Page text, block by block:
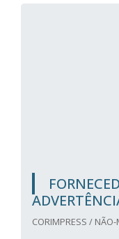
CORIMPRESS /